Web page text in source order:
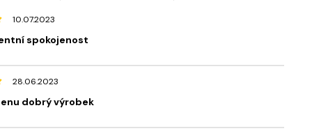
10.07.2023
spokojenost
28.06.2023
dobrý výrobek